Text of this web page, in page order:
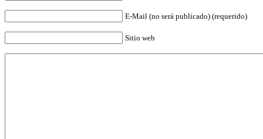
E-Mail (no será publicado) (requerido)
Sitio web